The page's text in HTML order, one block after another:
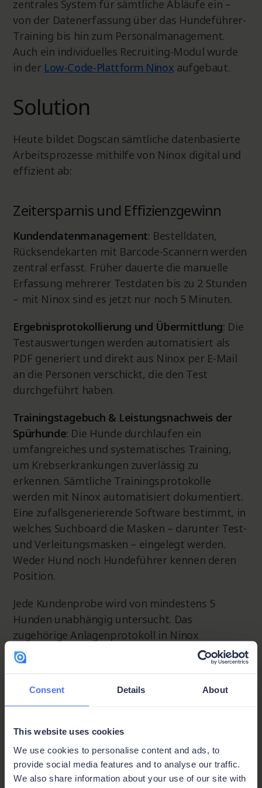
Consent Details About
This website uses cookies
We use cookies to personalise content and ads, to
provide social media features and to analyse our traffic.
We also share information about your use of our site with
zentrales System für sämtliche Abläufe ein –
von der Datenerfassung über das Hundeführer-
Training bis hin zum Personalmanagement.
Auch ein individuelles Recruiting-Modul wurde
in der Low-Code-Plattform Ninox aufgebaut.
Solution
Heute bildet Dogscan sämtliche datenbasierte
Arbeitsprozesse mithilfe von Ninox digital und
effizient ab:
Zeitersparnis und Effizienzgewinn
Kundendatenmanagement: Bestelldaten,
Rücksendekarten mit Barcode-Scannern werden
zentral erfasst. Früher dauerte die manuelle
Erfassung mehrerer Testdaten bis zu 2 Stunden
– mit Ninox sind es jetzt nur noch 5 Minuten.
Ergebnisprotokollierung und Übermittlung: Die
Testauswertungen werden automatisiert als
PDF generiert und direkt aus Ninox per E-Mail
an die Personen verschickt, die den Test
durchgeführt haben.
Trainingstagebuch & Leistungsnachweis der
Spürhunde: Die Hunde durchlaufen ein
umfangreiches und systematisches Training,
um Krebserkrankungen zuverlässig zu
erkennen. Sämtliche Trainingsprotokolle
werden mit Ninox automatisiert dokumentiert.
Eine zufallsgenerierende Software bestimmt, in
welches Suchboard die Masken – darunter Test-
und Verleitungsmasken – eingelegt werden.
Weder Hund noch Hundeführer kennen deren
Position.
Jede Kundenprobe wird von mindestens 5
Hunden unabhängig untersucht. Das
zugehörige Anlagenprotokoll in Ninox
dokumentiert, welche Masken positiv oder
negativ sind und wo sie im Aufbau platziert
reduziert Manipulationsmöglichkeiten und
sorgt für objektive Bedingungen während des
Trainings und eindeutige Ergebnisse bei dem
echten Proben .